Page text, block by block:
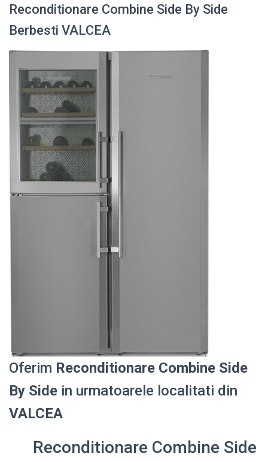
Reconditionare Combine Side By Side
Berbesti VALCEA
Oferim Reconditionare Combine Side
By Side in urmatoarele localitati din
VALCEA
Reconditionare Combine Side